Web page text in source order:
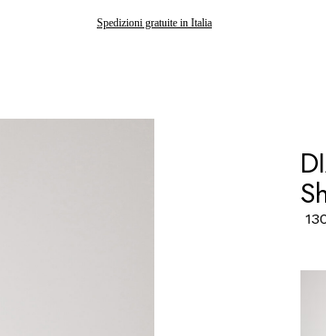
Gli ordini effettuati dopo il 7 agosto saranno spediti a partire dal 24 agosto